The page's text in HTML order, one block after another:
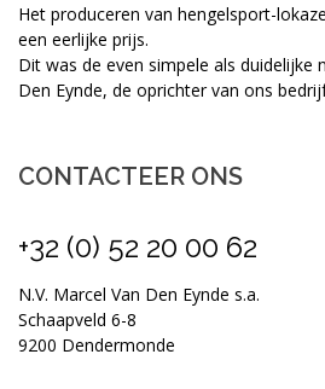
Het produceren van hengelsport-
een eerlijke prijs.
Dit was de even simpele als duidelijke
Den Eynde, de oprichter van ons
CONTACTEER ONS
+32 (0) 52 20 00 62
N.V. Marcel Van Den Eynde s.a.
Schaapveld 6-8
9200 Dendermonde